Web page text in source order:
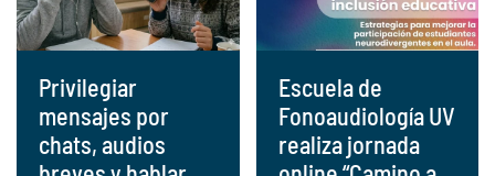
Privilegiar
mensajes por
chats, audios
Escuela de
Fonoaudiología UV
realiza jornada